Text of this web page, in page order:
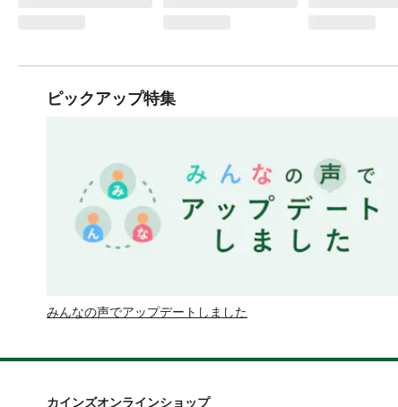
ピックアップ特集
みんなの声でアップデートしました
カインズオンラインショップ